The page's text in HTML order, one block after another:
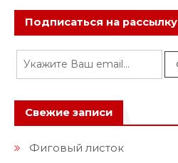
Подписаться на рассылку
Свежие записи
Фиговый листок